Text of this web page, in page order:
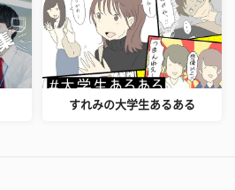
すれみの大学生あるある